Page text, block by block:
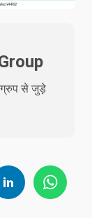
ग्रुप से जुड़े